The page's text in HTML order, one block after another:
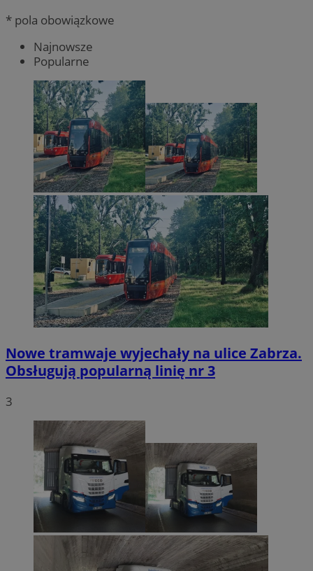
* pola obowiązkowe
Najnowsze
Popularne
Nowe tramwaje wyjechały na ulice Zabrza.
Obsługują popularną linię nr 3
3